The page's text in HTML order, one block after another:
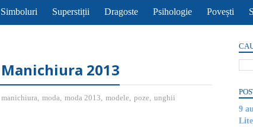
Simboluri Superstiții Dragoste Psihologie Povești
2013
manichiura, moda, moda 2013, modele, poze, unghii
9